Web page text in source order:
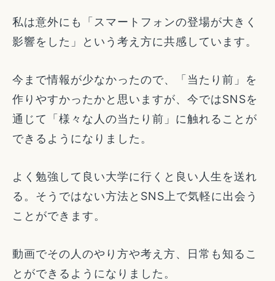
私は意外にも「スマートフォンの登場が大きく
影響をした」という考え方に共感しています。
今まで情報が少なかったので、「当たり前」を
作りやすかったかと思いますが、今ではSNSを
通じて「様々な人の当たり前」に触れることが
できるようになりました。
よく勉強して良い大学に行くと良い人生を送れ
る。そうではない方法とSNS上で気軽に出会う
ことができます。
動画でその人のやり方や考え方、日常も知るこ
とができるようになりました。